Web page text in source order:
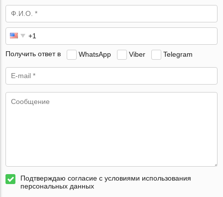
Получить ответ в WhatsApp Viber Telegram
Подтверждаю согласие с условиями использования
персональных данных